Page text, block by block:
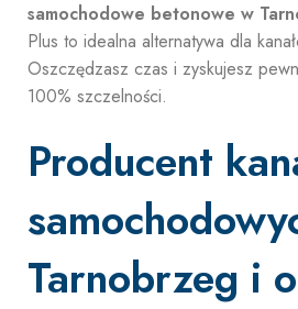
samochodowe betonowe w
Plus to idealna alternatywa dla
Oszczędzasz czas i zyskujesz
100% szczelności.
Producent
Tarnobrzeg i